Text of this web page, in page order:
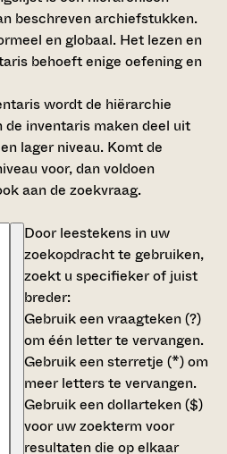
beschreven archiefstukken.
en globaal. Het lezen en
behoeft enige oefening en
wordt de hiërarchie
de inventaris maken deel uit
lager niveau. Komt de
voor, dan voldoen
aan de zoekvraag.
Door leestekens in uw
zoekopdracht te gebruiken,
zoekt u specifieker of juist
breder:
Gebruik eenvraagteken (?)
om één letter te vervangen.
Gebruik eensterretje (*)om
meer letters te vervangen.
Gebruik eendollarteken ($)
voor uw zoekterm voor
resultaten die op elkaar